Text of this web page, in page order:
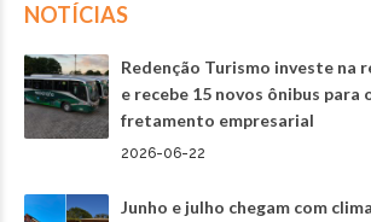
NOTÍCIAS
Redenção Turismo investe na
e recebe 15 novos ônibus para
fretamento empresarial
2026-06-22
Junho e julho chegam com